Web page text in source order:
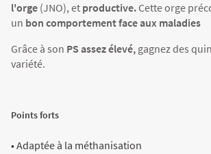
l'orge (JNO), et productive. Cette orge
un bon comportement face aux maladies
Grâce à son PS assez élevé, gagnez des
variété.
Points forts
• Adaptée à la méthanisation
Agriculture Bio